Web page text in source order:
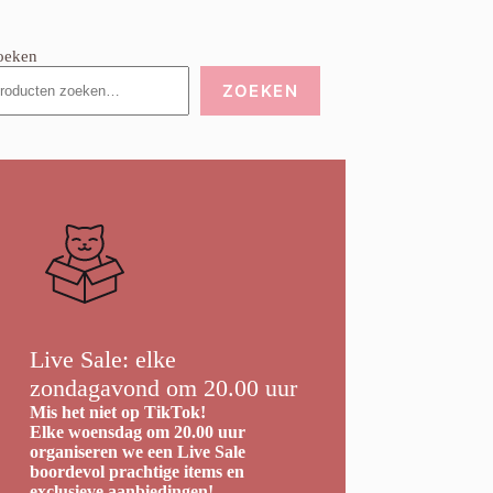
ZOEKEN
Live Sale: elke
zondagavond om 20.00 uur
Mis het niet op TikTok!
Elke woensdag om 20.00 uur
organiseren we een Live Sale
boordevol prachtige items en